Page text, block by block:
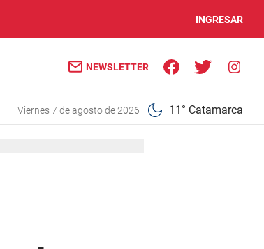
INGRESAR
NEWSLETTER
viernes 7 de agosto de 2026 11° Catamarca